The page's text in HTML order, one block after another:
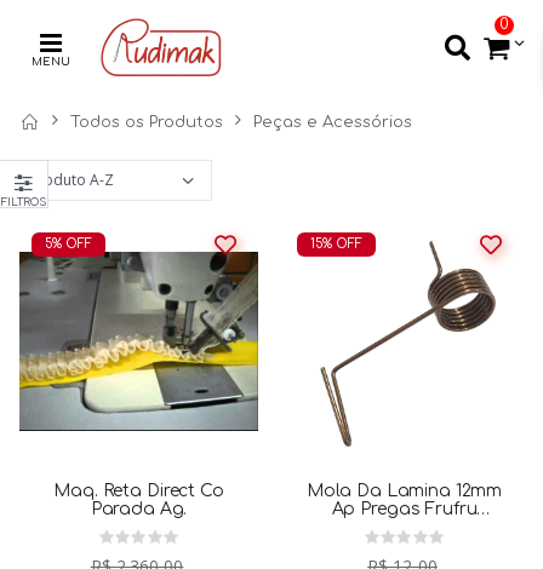
MENU
0
Todos os Produtos Peças e Acessórios
5% OFF
Maq. Reta Direct Co
Parada Ag.
15% OFF
Mola Da Lamina 12mm
Ap Pregas Frufru
9,5x0,8\6
FILTROS